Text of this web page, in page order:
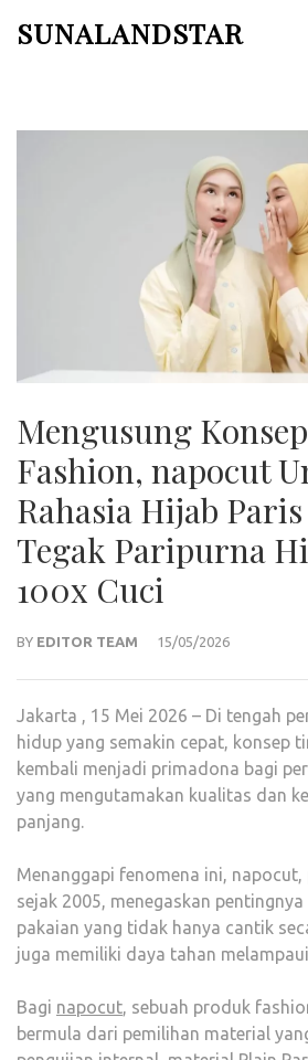
SUNALANDSTAR
Mengusung
Fashion, napocut
Rahasia Hijab
Tegak Paripurna
100x Cuci
BY EDITOR TEAM 15/05/2026
Jakarta , 15 Mei 2026 – Di tengah
hidup yang semakin cepat, konsep
kembali menjadi primadona bagi
yang mengutamakan kualitas dan
panjang.
Menanggapi fenomena ini,
sejak 2005, menegaskan
pakaian yang tidak hanya cantik
juga memiliki daya tahan
Bagi napocut, sebuah produk
bermula dari pemilihan material